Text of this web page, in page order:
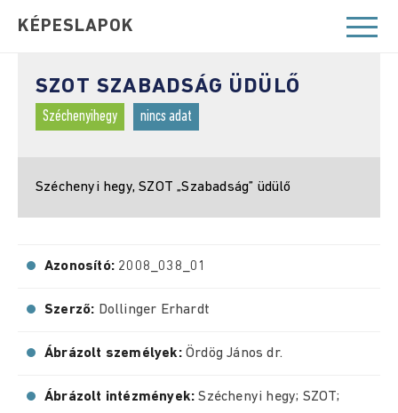
KÉPESLAPOK
SZOT SZABADSÁG ÜDÜLŐ
Széchenyihegy nincs adat
Széchenyi hegy, SZOT „Szabadság” üdülő
Azonosító: 2008_038_01
Szerző: Dollinger Erhardt
Ábrázolt személyek: Ördög János dr.
Ábrázolt intézmények:Széchenyi hegy; SZOT;